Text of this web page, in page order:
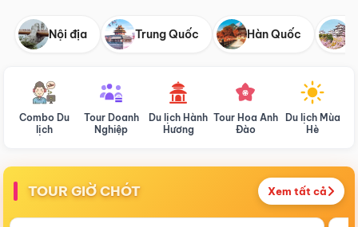
Nội địa Trung Quốc Hàn Quốc
Combo Du
lịch
Tour Doanh
Nghiệp
Du lịch Hành
Hương
Tour Hoa Anh
Đào
Du lịch Mùa
Hè
TOUR GIỜ CHÓT Xem tất cả
Điểm nổi bật